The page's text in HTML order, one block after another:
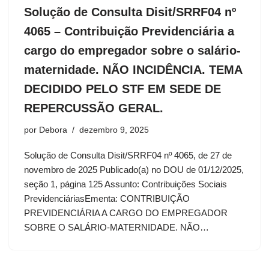
Solução de Consulta Disit/SRRF04 nº
4065 – Contribuição Previdenciária a
cargo do empregador sobre o salário-
maternidade. NÃO INCIDÊNCIA. TEMA
DECIDIDO PELO STF EM SEDE DE
REPERCUSSÃO GERAL.
por Debora dezembro 9, 2025
Solução de Consulta Disit/SRRF04 nº 4065, de 27 de
novembro de 2025 Publicado(a) no DOU de 01/12/2025,
seção 1, página 125 Assunto: Contribuições Sociais
PrevidenciáriasEmenta: CONTRIBUIÇÃO
PREVIDENCIÁRIA A CARGO DO EMPREGADOR
SOBRE O SALÁRIO-MATERNIDADE. NÃO…